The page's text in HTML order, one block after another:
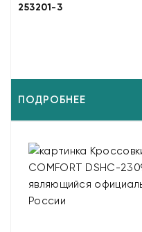
253201-3
ПОДРОБНЕЕ